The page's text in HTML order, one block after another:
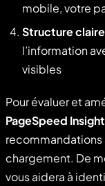
mobile, votre
Structure claire
l’information
visibles
Pour évaluer et
PageSpeed
chargement. De
vous aidera à